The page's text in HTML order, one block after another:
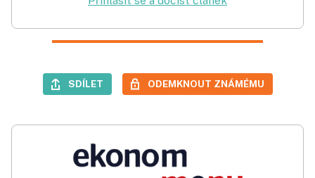
SDÍLET ODEMKNOUT ZNÁMÉMU